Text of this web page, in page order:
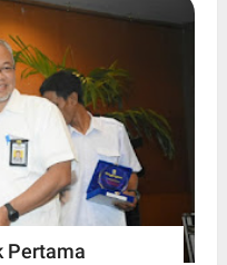
Pertama